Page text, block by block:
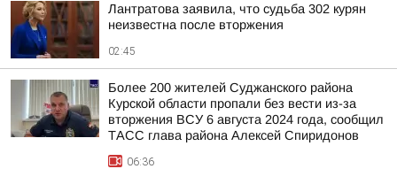
Лантратова заявила, что судьба 302 курян
неизвестна после вторжения
02:45
Более 200 жителей Суджанского района
Курской области пропали без вести из-за
вторжения ВСУ 6 августа 2024 года, сообщил
ТАСС глава района Алексей Спиридонов
06:36